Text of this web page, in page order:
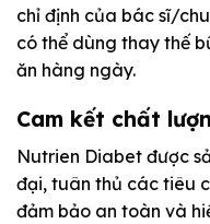
chỉ định của bác sĩ/
có thể dùng thay thế
ăn hàng ngày.
Cam kết chất
Nutrien Diabet được
đại, tuân thủ các tiêu
đảm bảo an toàn và